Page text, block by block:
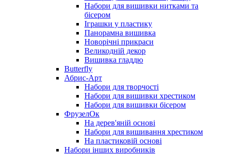
Набори для вишивки нитками та
бісером
Іграшки у пластику
Панорамна вишивка
Новорічні прикраси
Великодній декор
Вишивка гладдю
Butterfly
Абрис-Арт
Набори для творчості
Набори для вишивки хрестиком
Набори для вишивки бісером
ФрузелОк
На дерев'яній основі
Набори для вишивання хрестиком
На пластиковій основі
Набори інших виробників